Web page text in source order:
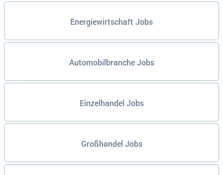
Energiewirtschaft Jobs
Automobilbranche Jobs
Einzelhandel Jobs
Großhandel Jobs